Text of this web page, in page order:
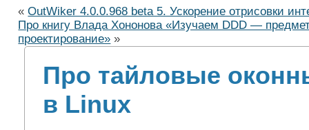
«OutWiker 4.0.0.968 beta 5. Ускорение отрисовки
Про книгу Влада Хононова «Изучаем DDD —
проектирование» »
Про тайловые
в Linux